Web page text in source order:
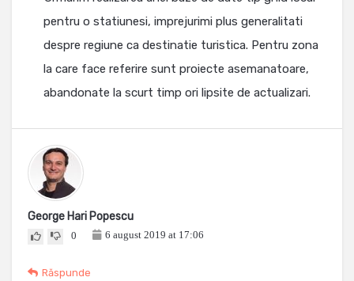
pentru o statiunesi, imprejurimi plus generalitati
despre regiune ca destinatie turistica. Pentru zona
la care face referire sunt proiecte asemanatoare,
abandonate la scurt timp ori lipsite de actualizari.
George Hari Popescu
0 6 august 2019 at 17:06
Răspunde